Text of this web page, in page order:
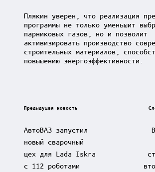
Плякин уверен, что реализация
программы не только уменьшит
парниковых газов, но и позволит
активизировать производство
строительных материалов,
повышению энергоэффективности.
Post
Предыдущая новость
АвтоВАЗ запустил
новый сварочный
цех для Lada Iskra
с 112 роботами